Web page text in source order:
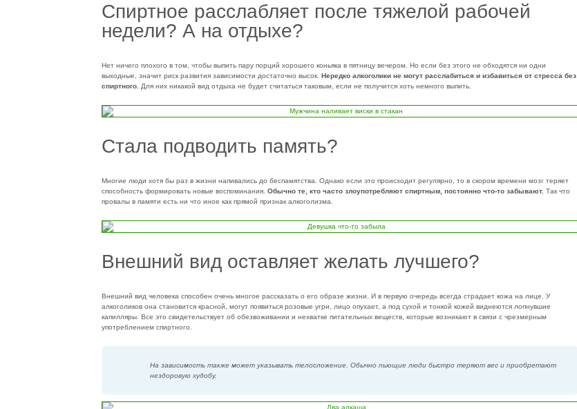
Спиртное расслабляет после тяжелой рабочей
недели? А на отдыхе?
Нет ничего плохого в том, чтобы выпить пару порций хорошего коньяка в пятницу вечером. Но если без этого не обходятся ни одни
выходные, значит риск развития зависимости достаточно высок. Нередко алкоголики не могут расслабиться и избавиться от стресса без
спиртного.
Для них никакой вид отдыха не будет считаться таковым, если не получится хоть немного выпить.
Стала подводить память?
Многие люди хотя бы раз в жизни напивались до беспамятства. Однако если это происходит регулярно, то в скором времени мозг теряет
способность формировать новые воспоминания. Обычно те, кто часто злоупотребляют спиртным, постоянно что-то забывают. Так что
провалы в памяти есть ни что иное как прямой признак алкоголизма.
Внешний вид оставляет желать лучшего?
Внешний вид человека способен очень многое рассказать о его образе жизни. И в первую очередь всегда страдает кожа на лице. У
алкоголиков она становится красной, могут появиться розовые угри, лицо опухает, а под сухой и тонкой кожей виднеются лопнувшие
капилляры. Все это свидетельствует об обезвоживании и нехватке питательных веществ, которые возникают в связи с чрезмерным
употреблением спиртного.
На зависимость также может указывать телосложение. Обычно пьющие люди быстро теряют вес и приобретают
нездоровую худобу.